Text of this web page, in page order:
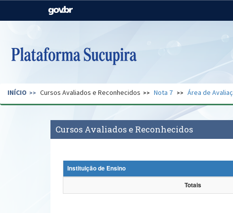
Casa Civil
Pecuária e Abastecimento
Secretaria de Governo Gabinete de Segurança
INÍCIO Cursos Avaliados e Reconhecidos Nota 7 Área de
Cursos Avaliados e Reconhecidos
Instituição de Ensino
Totais